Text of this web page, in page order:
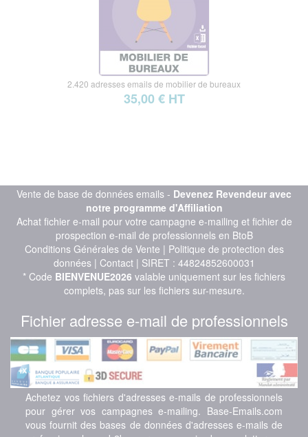
2.420 adresses emails de mobilier de bureaux
35,00 € HT
Vente de base de données emails - Devenez Revendeur avec
notre programme d'Affiliation
Achat fichier e-mail pour votre campagne e-mailing et fichier de
prospection e-mail de professionnels en BtoB
Conditions Générales de Vente | Politique de protection des
données| Contact| SIRET : 44824852600031
* Code BIENVENUE2026 valable uniquement sur les fichiers
complets, pas sur les fichiers sur-mesure.
Fichier adresse e-mail de professionnels
Achetez vos fichiers d'adresses e-mails de professionnels
pour gérer vos campagnes e-mailing. Base-Emails.com
vous fournit des bases de données d'adresses e-mails de